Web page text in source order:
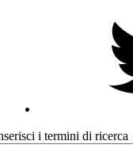
i termini di ricerca